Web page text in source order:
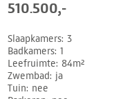
510.500,-
Slaapkamers 3
Badkamers 1
Leefruimte 84m²
Zwembad
ja
Tuin nee